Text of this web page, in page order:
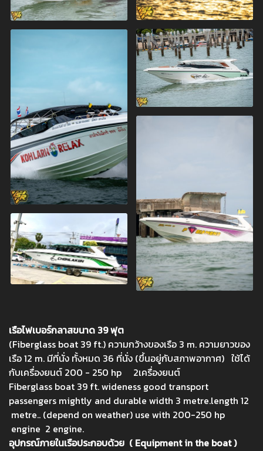
เรือไฟเบอร์กลาสขนาด 39 ฟุต
(Fiberglass boat 39 ft.) ความกว้างของเรือ 3 m. ความยาวของ
เรือ 12 m. มีที่นั่ง ทั้งหมด 36 ที่นั่ง (ขึ้นอยู่กับสภาพอากาศ) ใช้ได้
กับเครื่องยนต์ 200 - 250 hp 2เครื่องยนต์
Fiberglass boat 39 ft. wideness good transport
passengers mightly and durable width 3 metre.length 12
metre.. (depend on weather) use with 200-250 hp
engine 2 engine.
อุปกรณ์ภายในเรือประกอบด้วย ( Equipment in the boat )